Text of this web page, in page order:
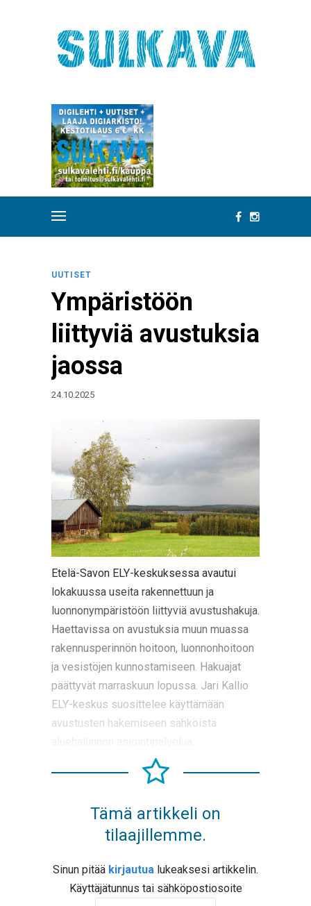
UUTISET
Ympäristöön
liittyviä avustuksia
jaossa
24.10.2025
Etelä-Savon ELY-keskuksessa avautui
lokakuussa useita rakennettuun ja
luonnonympäristöön liittyviä avustushakuja.
Haettavissa on avustuksia muun muassa
rakennusperinnön hoitoon, luonnonhoitoon
ja vesistöjen kunnostamiseen. Hakuajat
päättyvät marraskuun lopussa. Jari Kallio
ELY-keskus suosittelee käyttämään
avustusten hakemiseen sähköistä
Tämä artikkeli on
tilaajillemme.
Sinun pitää kirjautua lukeaksesi artikkelin.
Käyttäjätunnus tai sähköpostiosoite